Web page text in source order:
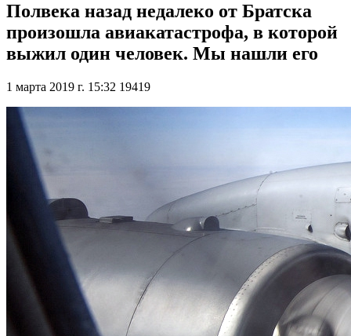
Полвека назад недалеко от Братска
произошла авиакатастрофа, в которой
выжил один человек. Мы нашли его
1 марта 2019 г. 15:32 19419